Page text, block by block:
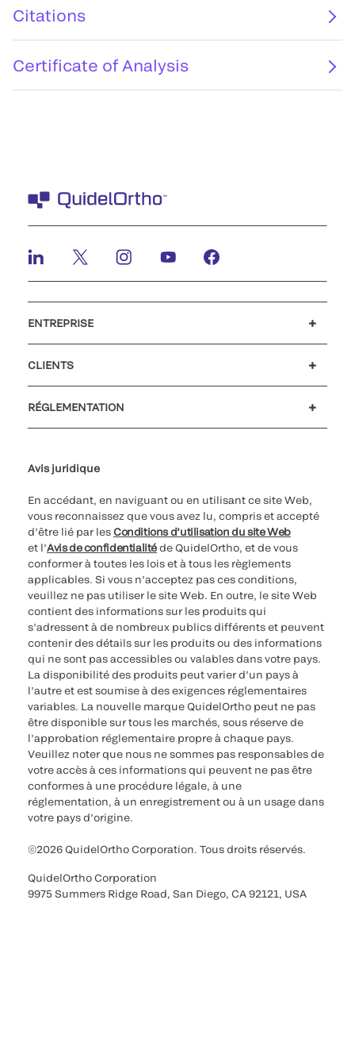
Citations
Certificate of Analysis
ENTREPRISE
CLIENTS
RÉGLEMENTATION
Avis juridique
En accédant, en naviguant ou en utilisant ce site Web,
vous reconnaissez que vous avez lu, compris et accepté
d’être lié par lesConditions d’utilisation du site Web
et l’Avis de confidentialitéde QuidelOrtho, et de vous
conformer à toutes les lois et à tous les règlements
applicables. Si vous n’acceptez pas ces conditions,
veuillez ne pas utiliser le site Web. En outre, le site Web
contient des informations sur les produits qui
s’adressent à de nombreux publics différents et peuvent
contenir des détails sur les produits ou des informations
qui ne sont pas accessibles ou valables dans votre pays.
La disponibilité des produits peut varier d’un pays à
l’autre et est soumise à des exigences réglementaires
variables. La nouvelle marque QuidelOrtho peut ne pas
être disponible sur tous les marchés, sous réserve de
l’approbation réglementaire propre à chaque pays.
Veuillez noter que nous ne sommes pas responsables de
votre accès à ces informations qui peuvent ne pas être
conformes à une procédure légale, à une
réglementation, à un enregistrement ou à un usage dans
votre pays d’origine.
©2026 QuidelOrtho Corporation. Tous droits réservés.
QuidelOrtho Corporation
9975 Summers Ridge Road, San Diego, CA 92121, USA